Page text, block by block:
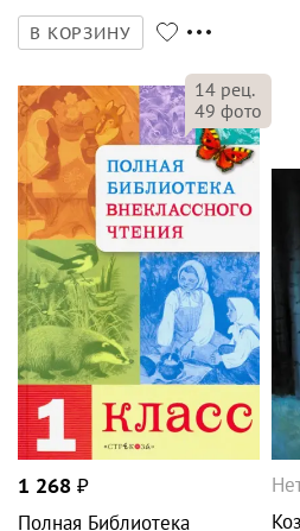
В КОРЗИНУ
14 рец.
49 фото
1 268 ₽
Полная Библиотека